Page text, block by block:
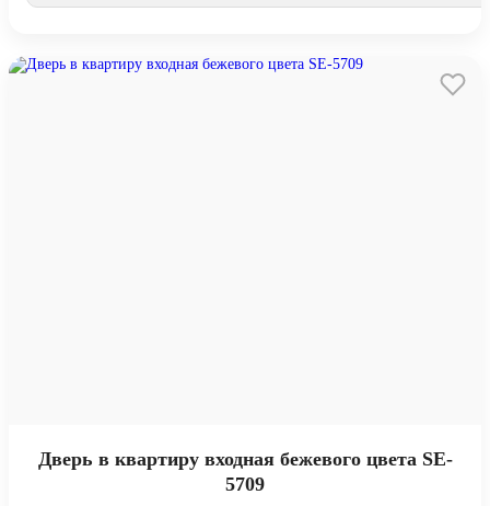
Дверь в квартиру входная бежевого цвета SE-
5709